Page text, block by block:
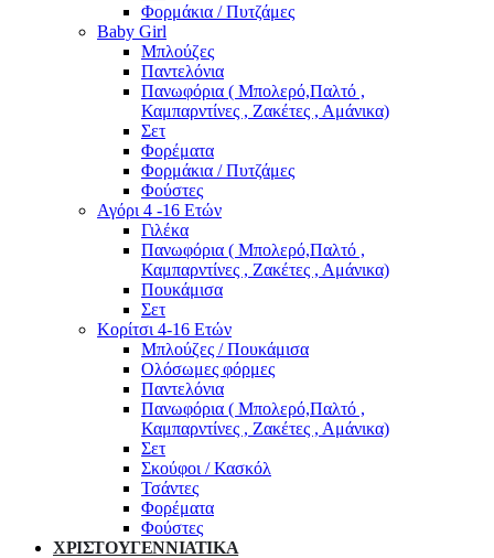
Φορμάκια / Πυτζάμες
Baby Girl
Μπλούζες
Παντελόνια
Πανωφόρια ( Μπολερό,Παλτό ,
Καμπαρντίνες , Ζακέτες , Αμάνικα)
Σετ
Φορέματα
Φορμάκια / Πυτζάμες
Φούστες
Αγόρι 4 -16 Ετών
Γιλέκα
Πανωφόρια ( Μπολερό,Παλτό ,
Καμπαρντίνες , Ζακέτες , Αμάνικα)
Πουκάμισα
Σετ
Κορίτσι 4-16 Ετών
Μπλούζες / Πουκάμισα
Ολόσωμες φόρμες
Παντελόνια
Πανωφόρια ( Μπολερό,Παλτό ,
Καμπαρντίνες , Ζακέτες , Αμάνικα)
Σετ
Σκούφοι / Κασκόλ
Τσάντες
Φορέματα
Φούστες
ΧΡΙΣΤΟΥΓΕΝΝΙΑΤΙΚΑ